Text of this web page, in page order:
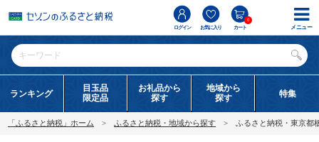
ログイン お気に入り カート
0
ランキング
目玉品
限定品
お礼品から
探す
地域から
探す
特集
「ふるさと納税」ホーム ふるさと納税・地域から探す ふるさと納税・東京都
メニュー